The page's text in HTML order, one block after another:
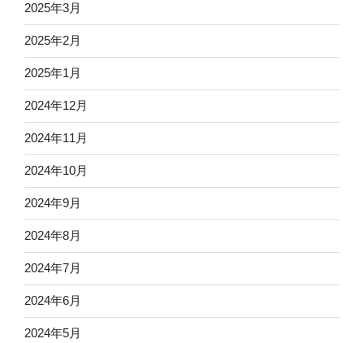
2025年3月
2025年2月
2025年1月
2024年12月
2024年11月
2024年10月
2024年9月
2024年8月
2024年7月
2024年6月
2024年5月